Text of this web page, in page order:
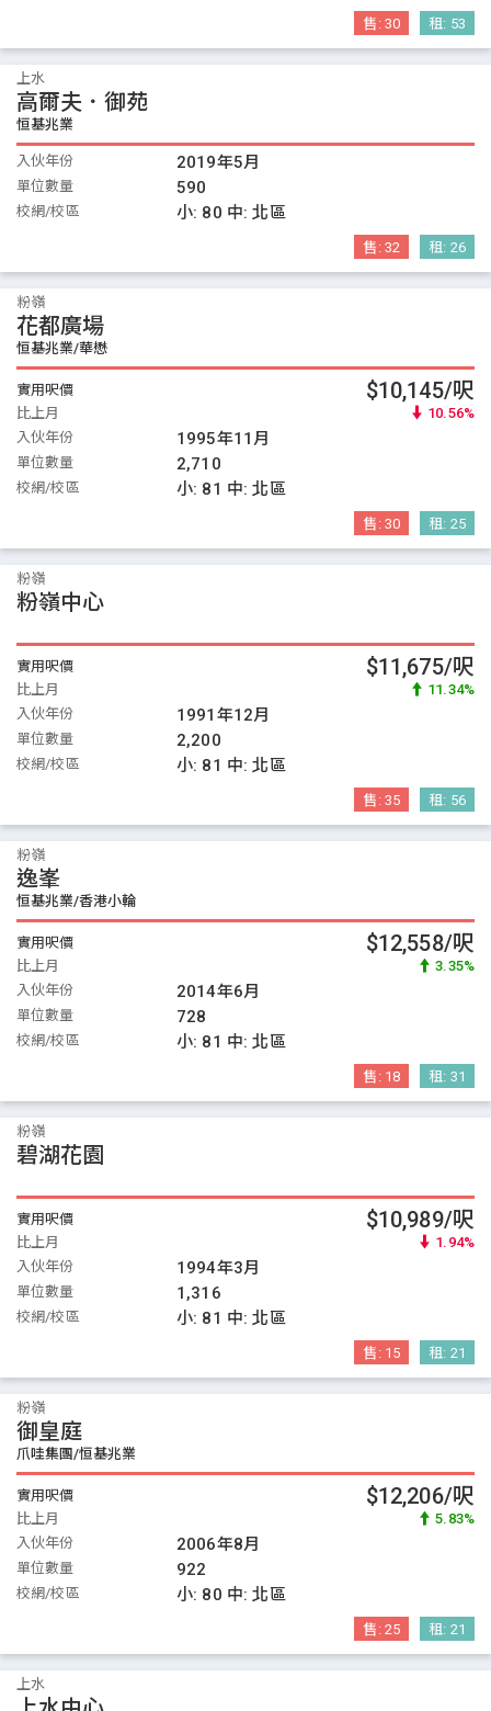
售: 30 租: 53
上水
高爾夫．御苑
恒基兆業
入伙年份 2019年5月
單位數量 590
校網/校區 小: 80 中:北區
售: 32 租: 26
粉嶺
花都廣場
恒基兆業/華懋
實用呎價 $10,145/呎
比上月
10.56%
入伙年份
1995年11月
單位數量 2,710
校網/校區 小: 81 中:北區
售: 30 租: 25
粉嶺
粉嶺中心
實用呎價 $11,675/呎
比上月
11.34%
入伙年份
1991年12月
單位數量 2,200
校網/校區 小: 81 中:北區
售: 35 租: 56
粉嶺
逸峯
恒基兆業/香港小輪
實用呎價 $12,558/呎
比上月
3.35%
入伙年份
2014年6月
單位數量 728
校網/校區 小: 81 中:北區
售: 18 租: 31
粉嶺
碧湖花園
實用呎價 $10,989/呎
比上月
1.94%
入伙年份
1994年3月
單位數量 1,316
校網/校區 小: 81 中:北區
售: 15 租: 21
粉嶺
御皇庭
爪哇集團/恒基兆業
實用呎價 $12,206/呎
比上月
5.83%
入伙年份
2006年8月
單位數量 922
校網/校區 小: 80 中:北區
售: 25 租: 21
上水